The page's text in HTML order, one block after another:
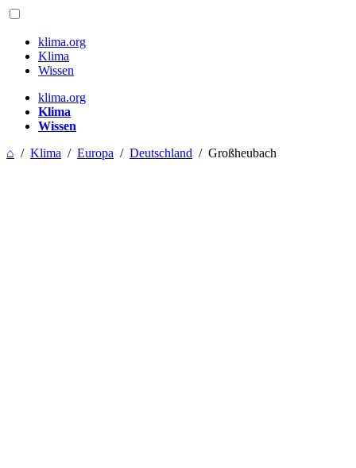
klima.org
Klima
Wissen
klima.org
Klima
Wissen
⌂ / Klima / Europa / Deutschland / Großheubach